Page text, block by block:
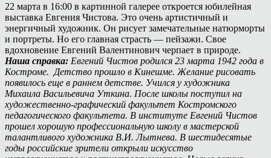
22 марта в 16:00 в картинной галерее откроется юбилейная
выставка Евгения Чистова. Это очень артистичный и
энергичный художник. Он рисует замечательные натюрморты
и портреты. Но его главная страсть — пейзажи. Свое
вдохновение Евгений Валентинович черпает в природе.
Наша справка: Евгений Чистов родился 23 марта 1942 года в
Костроме. Детство прошло в Кинешме. Желание рисовать
появилось еще в раннем детстве. Учился у художника
Михаила Васильевича Уткина. После школы поступил на
художественно-графический факультет Костромского
педагогического факультета. В институте Евгений Чистов
прошел хорошую профессиональную школу в мастерской
талантливого художника В.И. Лытнева. В шестидесятые
годы российские зрители открыли искусство